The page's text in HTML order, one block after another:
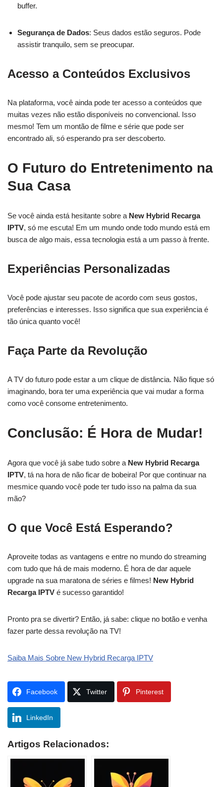
buffer.
Segurança de Dados: Seus dados estão seguros. Pode
assistir tranquilo, sem se preocupar.
Acesso a Conteúdos Exclusivos
Na plataforma, você ainda pode ter acesso a conteúdos que
muitas vezes não estão disponíveis no convencional. Isso
mesmo! Tem um montão de filme e série que pode ser
encontrado ali, só esperando pra ser descoberto.
O Futuro do Entretenimento na
Sua Casa
Se você ainda está hesitante sobre a New Hybrid Recarga
IPTV, só me escuta! Em um mundo onde todo mundo está em
busca de algo mais, essa tecnologia está a um passo à frente.
Experiências Personalizadas
Você pode ajustar seu pacote de acordo com seus gostos,
preferências e interesses. Isso significa que sua experiência é
tão única quanto você!
Faça Parte da Revolução
A TV do futuro pode estar a um clique de distância. Não fique só
imaginando, bora ter uma experiência que vai mudar a forma
como você consome entretenimento.
Conclusão: É Hora de Mudar!
Agora que você já sabe tudo sobre a New Hybrid Recarga
IPTV, tá na hora de não ficar de bobeira! Por que continuar na
mesmice quando você pode ter tudo isso na palma da sua
mão?
O que Você Está Esperando?
Aproveite todas as vantagens e entre no mundo do streaming
com tudo que há de mais moderno. É hora de dar aquele
upgrade na sua maratona de séries e filmes! New Hybrid
Recarga IPTV é sucesso garantido!
Pronto pra se divertir? Então, já sabe: clique no botão e venha
fazer parte dessa revolução na TV!
Saiba Mais Sobre New Hybrid Recarga IPTV
Facebook Twitter Pinterest
LinkedIn
Artigos Relacionados: